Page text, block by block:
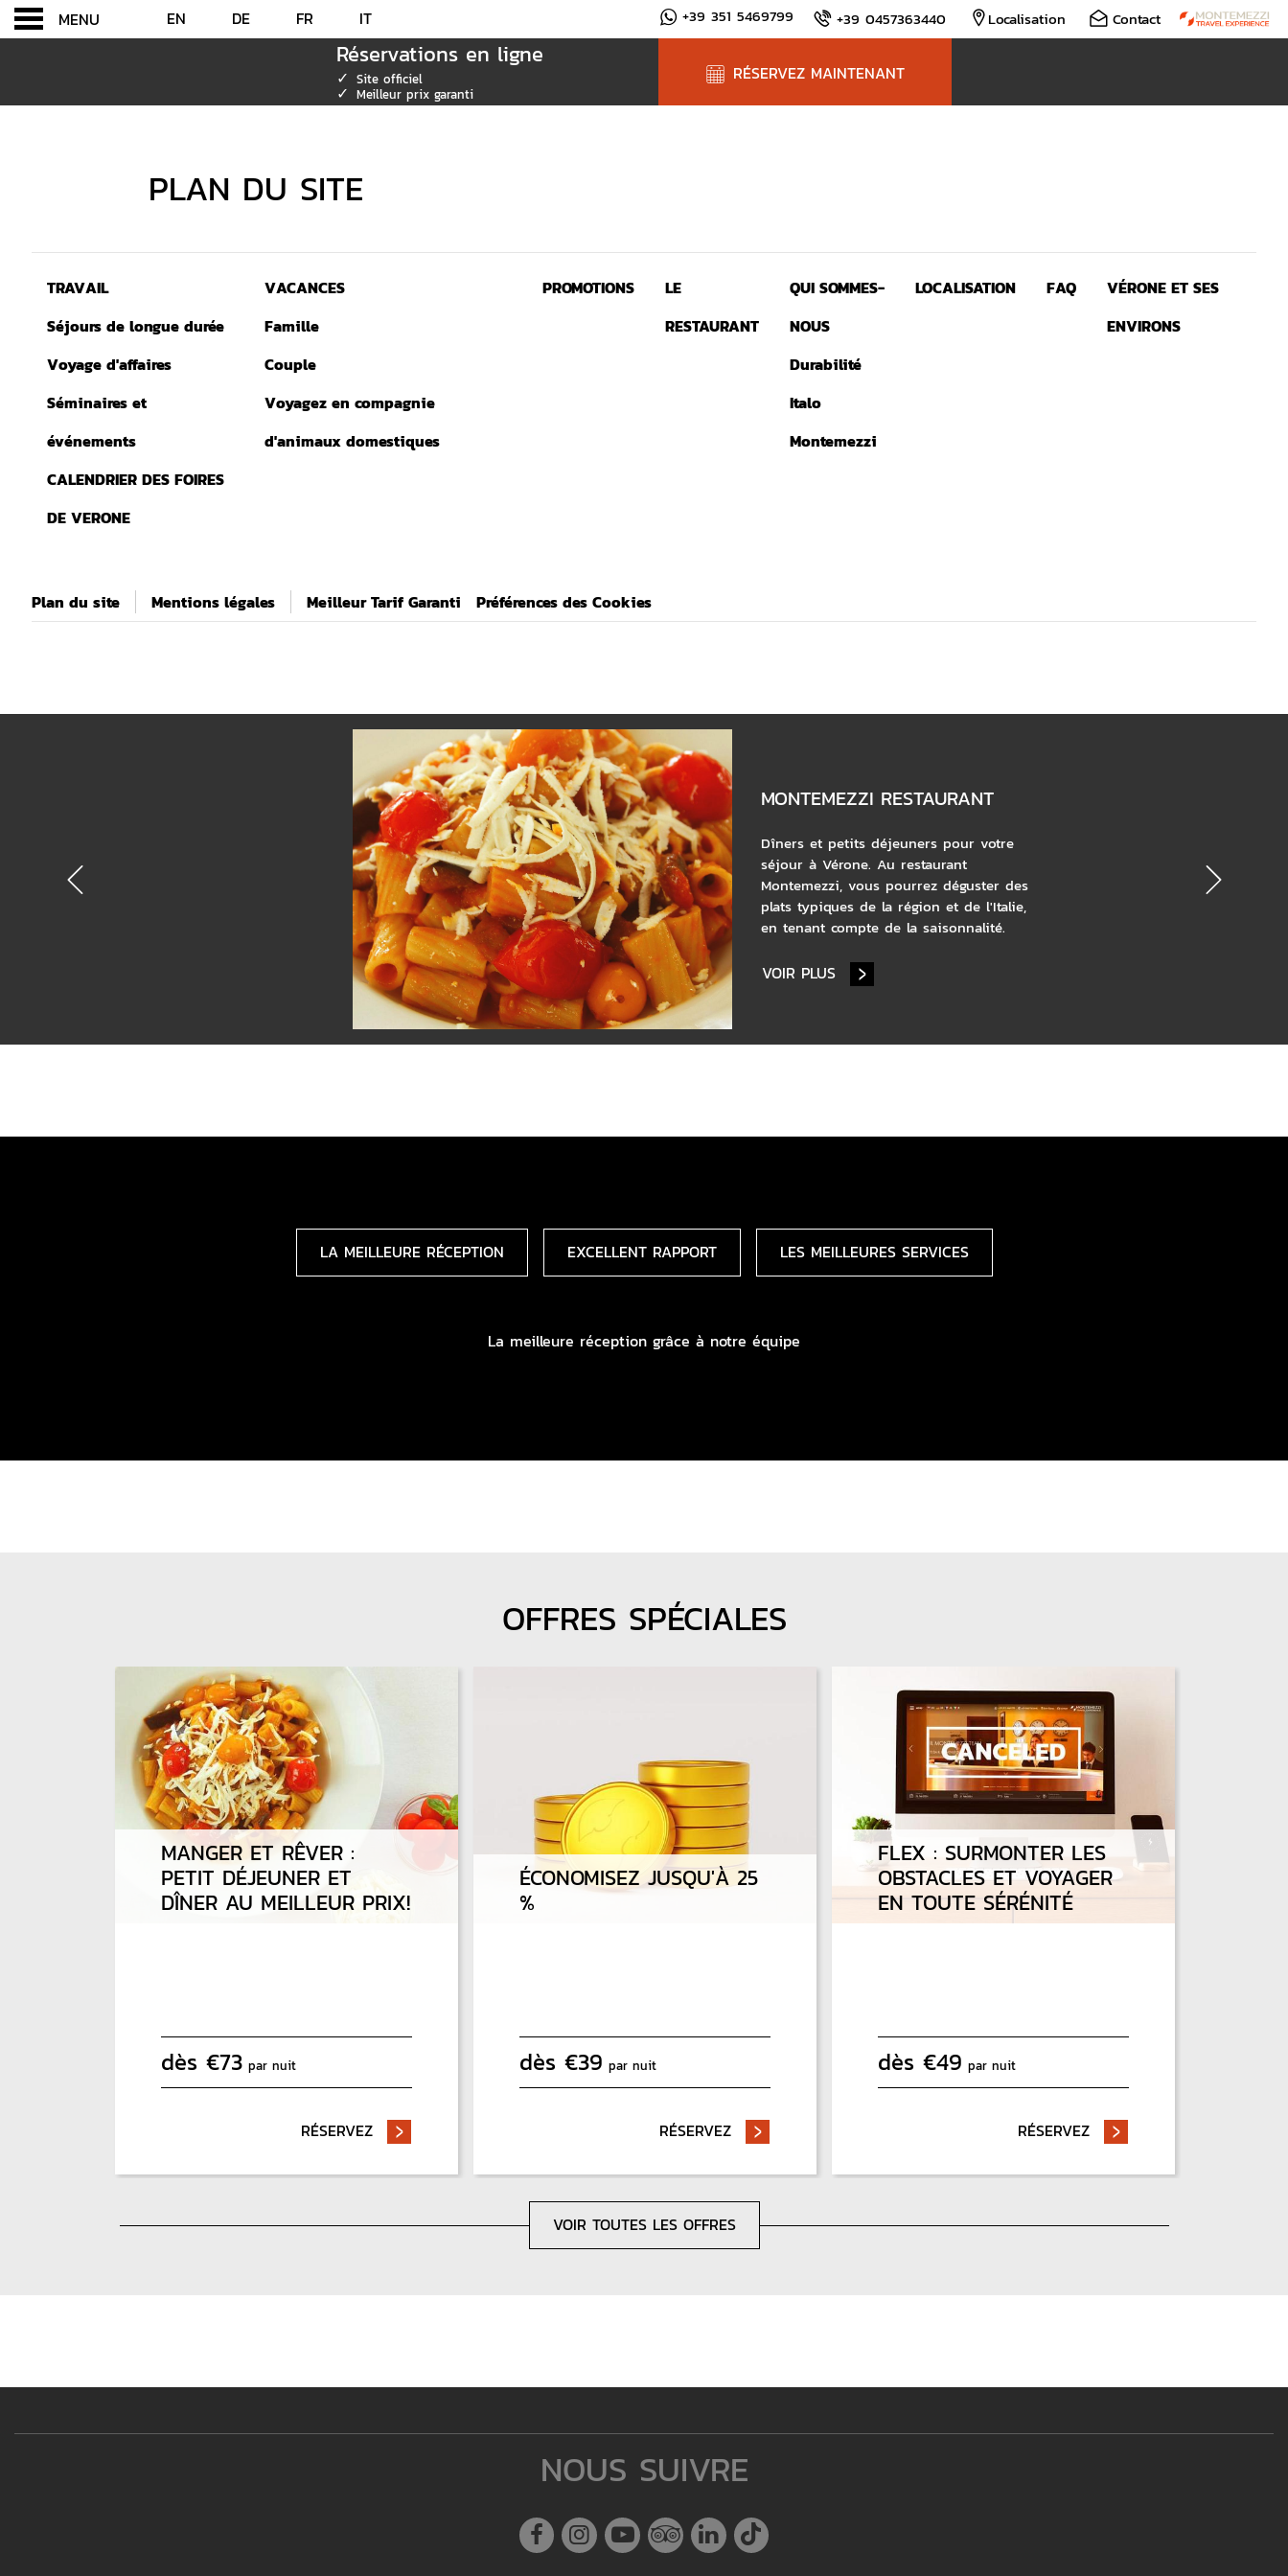
+39 351 5469799 +39 0457363440 Localisation Contact
MENU EN DE FR IT
Réservations en ligne
✓ Site officiel
✓ Meilleur prix garanti
RÉSERVEZ MAINTENANT
PLAN DU SITE
TRAVAIL
Séjours de longue durée
Voyage d'affaires
Séminaires et
événements
CALENDRIER DES FOIRES
DE VERONE
VACANCES
Famille
Couple
Voyagez en compagnie
d'animaux domestiques
PROMOTIONS
LE
RESTAURANT
QUI SOMMES-
NOUS
Durabilité
Italo
Montemezzi
LOCALISATION FAQ
VÉRONE ET SES
ENVIRONS
Plan du site Mentions légales Meilleur Tarif Garanti Préférences des Cookies
MONTEMEZZI RESTAURANT
Dîners et petits déjeuners pour votre
séjour à Vérone. Au restaurant
Montemezzi, vous pourrez déguster des
plats typiques de la région et de l'Italie,
en tenant compte de la saisonnalité.
VOIR PLUSMONTEMEZZI RESTAURANT
LA MEILLEURE RÉCEPTION EXCELLENT RAPPORT LES MEILLEURES SERVICES
La meilleure réception grâce à notre équipe
OFFRES SPÉCIALES
MANGER ET RÊVER :
PETIT DÉJEUNER ET
DÎNER AU MEILLEUR PRIX!
dès €73 par nuit
RÉSERVEZ - MANGER ET RÊVER : PETIT DÉJEUNER ET DÎNER AU MEILLEUR PRIX!
ÉCONOMISEZ JUSQU'À 25
%
dès €39 par nuit
RÉSERVEZ - ÉCONOMISEZ JUSQU'À 25 %
FLEX : SURMONTER LES
OBSTACLES ET VOYAGER
EN TOUTE SÉRÉNITÉ
dès €49 par nuit
RÉSERVEZ - FLEX : SURMONTER LES
VOIR TOUTES LES OFFRES
NOUS SUIVRE
FacebookInstagram
YoutubeTripadvisor
Linkedin
Tiktok